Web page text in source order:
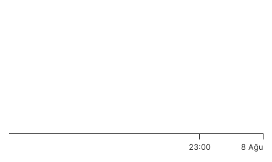
23:00 8 Ağu